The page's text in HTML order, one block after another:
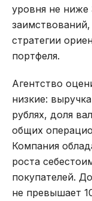
уровня не ниже
стратегии
портфеля.
Агентство
низкие:
рублях, доля
общих
Компания
роста
покупателей.
не превышает